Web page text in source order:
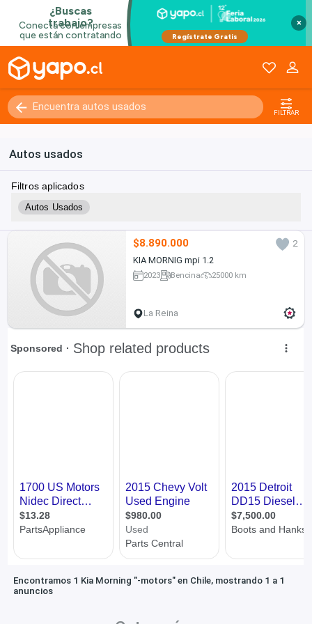
×
FILTRAR
Autos usados
Filtros aplicados
Autos Usados
$8.890.000
2
KIA MORNIG mpi 1.2
2023 Bencina 25000 km
La Reina
Encontramos 1 Kia Morning "-motors" en Chile, mostrando 1 a 1
anuncios